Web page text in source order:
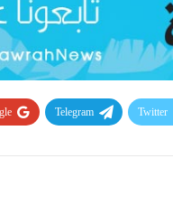
Twitter
Telegram